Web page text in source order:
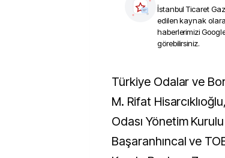
İstanbul Ticaret
edilen kaynak
haberlerimizi
görebilirsiniz.
Türkiye Odalar ve Borsalar Birliği (TOBB) Başkanı
M. Rifat
Odası Yönetim
Başaranhıncal ve